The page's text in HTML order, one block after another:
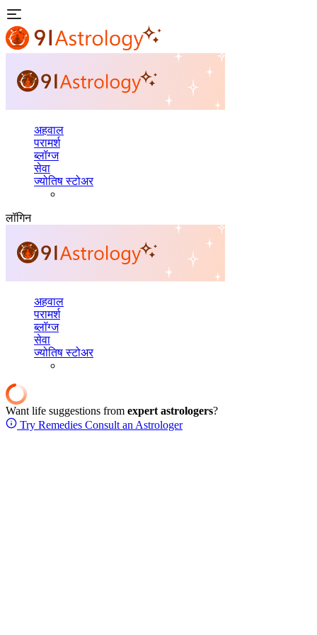
अहवाल
परामर्श
ब्लॉग्ज
सेवा
ज्योतिष स्टोअर
लॉगिन
अहवाल
परामर्श
ब्लॉग्ज
सेवा
ज्योतिष स्टोअर
Want life suggestions from expert astrologers?
Try Remedies Consult an Astrologer